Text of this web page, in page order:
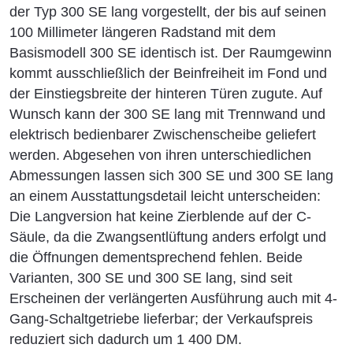
der Typ 300 SE lang vorgestellt, der bis auf seinen
100 Millimeter längeren Radstand mit dem
Basismodell 300 SE identisch ist. Der Raumgewinn
kommt ausschließlich der Beinfreiheit im Fond und
der Einstiegsbreite der hinteren Türen zugute. Auf
Wunsch kann der 300 SE lang mit Trennwand und
elektrisch bedienbarer Zwischenscheibe geliefert
werden. Abgesehen von ihren unterschiedlichen
Abmessungen lassen sich 300 SE und 300 SE lang
an einem Ausstattungsdetail leicht unterscheiden:
Die Langversion hat keine Zierblende auf der C-
Säule, da die Zwangsentlüftung anders erfolgt und
die Öffnungen dementsprechend fehlen. Beide
Varianten, 300 SE und 300 SE lang, sind seit
Erscheinen der verlängerten Ausführung auch mit 4-
Gang-Schaltgetriebe lieferbar; der Verkaufspreis
reduziert sich dadurch um 1 400 DM.